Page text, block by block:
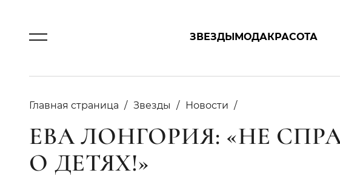
ЗВЕЗДЫМОДАКРАСОТА
Главная страница Звезды Новости
ЕВА ЛОНГОРИЯ: «НЕ
О ДЕТЯХ!»